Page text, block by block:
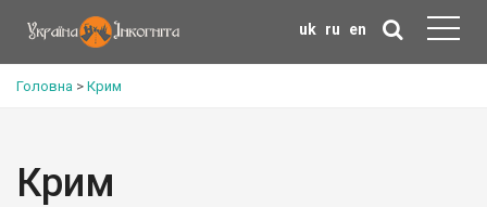
uk ru en
Головна > Крим
Крим